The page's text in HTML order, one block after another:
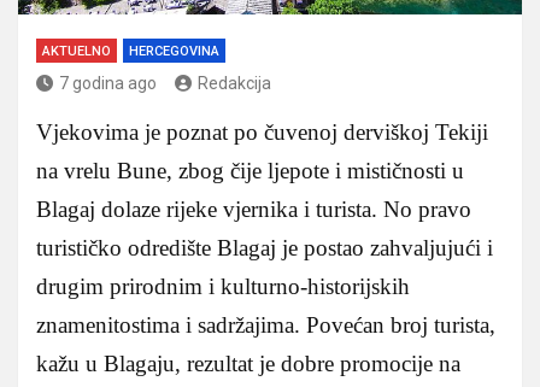
AKTUELNO HERCEGOVINA
7 godina ago Redakcija
Vjekovima je poznat po čuvenoj derviškoj Tekiji
na vrelu Bune, zbog čije ljepote i mističnosti u
Blagaj dolaze rijeke vjernika i turista. No pravo
turističko odredište Blagaj je postao zahvaljujući i
drugim prirodnim i kulturno-historijskih
znamenitostima i sadržajima. Povećan broj turista,
kažu u Blagaju, rezultat je dobre promocije na